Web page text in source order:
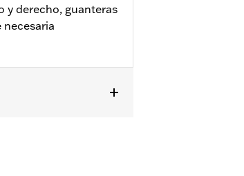
y derecho, guanteras